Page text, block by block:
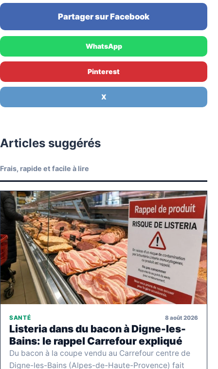
Partager sur Facebook
WhatsApp
Pinterest
X
Articles suggérés
Frais, rapide et facile à lire
SANTÉ 8 août 2026
Listeria dans du bacon à Digne-les-
Bains: le rappel Carrefour expliqué
Du bacon à la coupe vendu au Carrefour centre de
Digne-les-Bains (Alpes-de-Haute-Provence) fait